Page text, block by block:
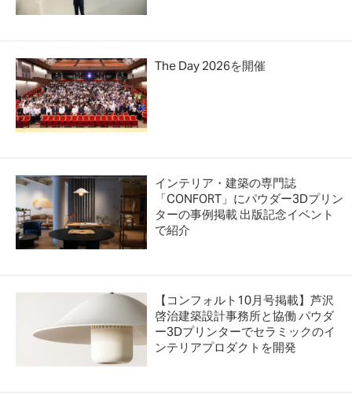
The Day 2026を開催
インテリア・建築の専門誌
「CONFORT」にパウダー3Dプリン
ターの事例掲載 出版記念イベント
で紹介
【コンフォルト10月号掲載】芦沢
啓治建築設計事務所と協働 パウダ
ー3Dプリンターでセラミックのイ
ンテリアプロダクトを開発